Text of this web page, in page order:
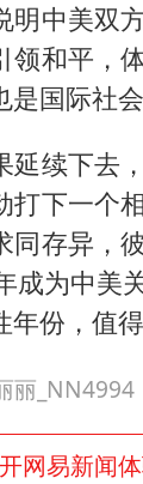
中美双
领和平，
国际社
延续下去
打下一个
同存异，
成为中美
年份，值
丽_NN4994
网易新闻